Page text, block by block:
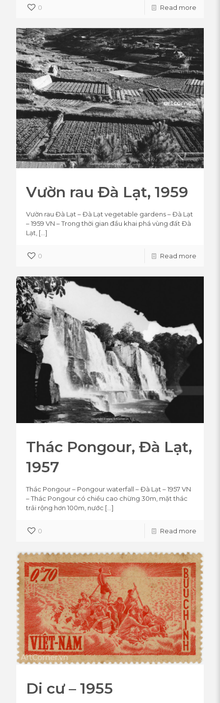
0 Read more
Vườn rau Đà Lạt, 1959
Vườn rau Đà Lạt – Đà Lạt vegetable gardens – Đà Lạt
– 1959 VN – Trong thời gian đầu khai phá vùng đất Đà
Lạt, […]
0 Read more
Thác Pongour, Đà Lạt,
1957
Thác Pongour – Pongour waterfall – Đà Lạt – 1957 VN
– Thác Pongour có chiều cao chừng 30m, mặt thác
trải rộng hơn 100m, nước […]
0 Read more
Di cư – 1955